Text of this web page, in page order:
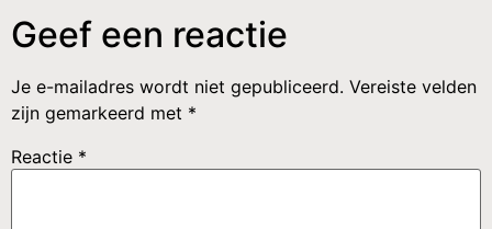
Geef een reactie
Je e-mailadres wordt niet gepubliceerd. Vereiste velden
zijn gemarkeerd met *
Reactie *